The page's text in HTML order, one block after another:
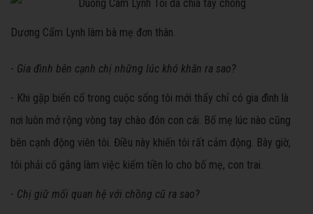
Dương Cẩm Lynh làm bà mẹ đơn thân.
- Gia đình bên cạnh chị những lúc khó khăn ra sao?
- Khi gặp biến cố trong cuộc sống tôi mới thấy chỉ có gia đình là
nơi luôn mở rộng vòng tay chào đón con cái. Bố mẹ lúc nào cũng
bên cạnh động viên tôi. Điều này khiến tôi rất cảm động. Bây giờ,
tôi phải cố gắng làm việc kiếm tiền lo cho bố mẹ, con trai.
- Chị giữ mối quan hệ với chồng cũ ra sao?